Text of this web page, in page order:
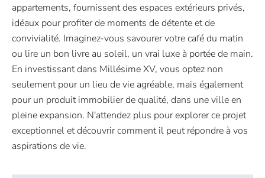
appartements, fournissent des espaces extérieurs privés,
idéaux pour profiter de moments de détente et de
convivialité. Imaginez-vous savourer votre café du matin
ou lire un bon livre au soleil, un vrai luxe à portée de main.
En investissant dans Millésime XV, vous optez non
seulement pour un lieu de vie agréable, mais également
pour un produit immobilier de qualité, dans une ville en
pleine expansion. N'attendez plus pour explorer ce projet
exceptionnel et découvrir comment il peut répondre à vos
aspirations de vie.